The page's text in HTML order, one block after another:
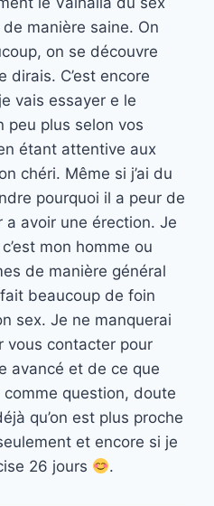
manière saine. On
on se découvre
dirais. C’est encore
vais essayer e le
peu plus selon vos
étant attentive aux
chéri. Même si j’ai du
pourquoi il a peur de
a avoir une érection. Je
mon homme ou
de manière général
beaucoup de foin
sex. Je ne manquerai
vous contacter pour
avancé et de ce que
comme question, doute
qu’on est plus proche
et encore si je
26 jours
.